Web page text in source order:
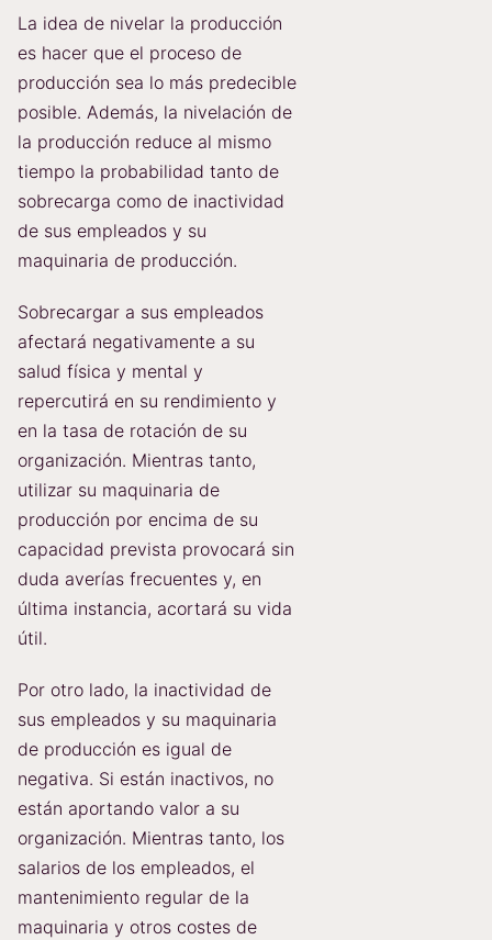
La idea de nivelar la producción
es hacer que el proceso de
producción sea lo más predecible
posible. Además, la nivelación de
la producción reduce al mismo
tiempo la probabilidad tanto de
sobrecarga como de inactividad
de sus empleados y su
maquinaria de producción.
Sobrecargar a sus empleados
afectará negativamente a su
salud física y mental y
repercutirá en su rendimiento y
en la tasa de rotación de su
organización. Mientras tanto,
utilizar su maquinaria de
producción por encima de su
capacidad prevista provocará sin
duda averías frecuentes y, en
última instancia, acortará su vida
útil.
Por otro lado, la inactividad de
sus empleados y su maquinaria
de producción es igual de
negativa. Si están inactivos, no
están aportando valor a su
organización. Mientras tanto, los
salarios de los empleados, el
mantenimiento regular de la
maquinaria y otros costes de